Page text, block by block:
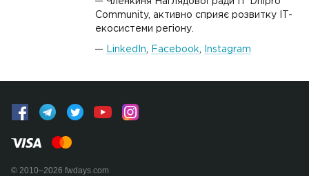
Community, активно сприяє розвитку IT-
екосистеми регіону.
LinkedIn Facebook Instagram
© 2010–2026 fwdays.com